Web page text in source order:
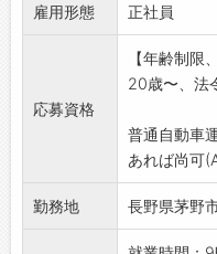
ビスを提供
未経験の方
業務に慣れ
など、現場
将来的なキ
☆トライア
【変更範囲:
雇用形態 正社員
応募資格
【年齢制限
20歳〜、法
普通自動車
あれば尚可
勤務地 長野県茅野